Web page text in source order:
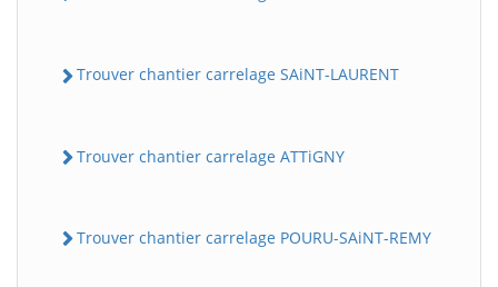
Trouver chantier carrelage SAiNT-LAURENT
Trouver chantier carrelage ATTiGNY
Trouver chantier carrelage POURU-SAiNT-REMY